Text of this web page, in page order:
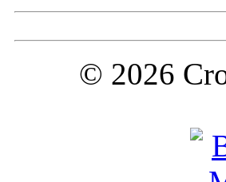
© 2026